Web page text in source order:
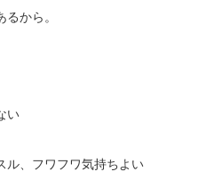
から。
い
ル、フワフワ気持ちよい